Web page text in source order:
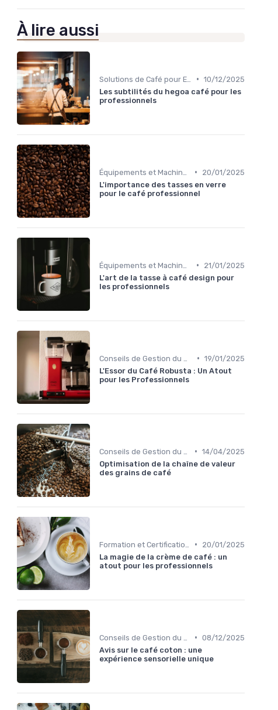
À lire aussi
• 10/12/2025
Les subtilités du hegoa café pour les
professionnels
•
20/01/2025
L'importance des tasses en verre
pour le café professionnel
•
21/01/2025
L'art de la tasse à café design pour
les professionnels
• 19/01/2025
L'Essor du Café Robusta : Un Atout
pour les Professionnels
• 14/04/2025
Optimisation de la chaîne de valeur
des grains de café
•
20/01/2025
La magie de la crème de café : un
atout pour les professionnels
• 08/12/2025
Avis sur le café coton : une
expérience sensorielle unique